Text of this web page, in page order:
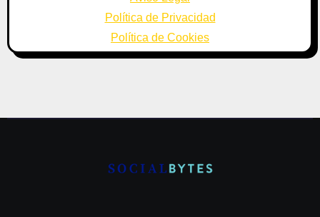
Política de Privacidad
Política de Cookies